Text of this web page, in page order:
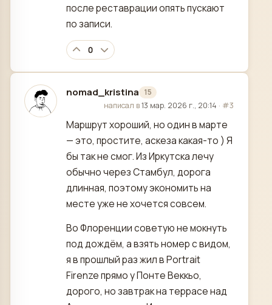
после реставрации опять пускают
по записи.
0
nomad_kristina 15
отредактировано
написал в13 мар. 2026 г., 20:14 · #3
Маршрут хороший, но один в марте
— это, простите, аскеза какая-то ) Я
бы так не смог. Из Иркутска лечу
обычно через Стамбул, дорога
длинная, поэтому экономить на
месте уже не хочется совсем.
Во Флоренции советую не мокнуть
под дождём, а взять номер с видом,
я в прошлый раз жил в Portrait
Firenze прямо у Понте Веккьо,
дорого, но завтрак на террасе над